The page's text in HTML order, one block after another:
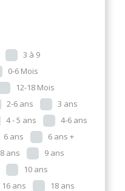
3 à 9
0-6 Mois
12-18 Mois
2-6 ans
3 ans
4 - 5 ans
4-6 ans
6 ans
6 ans +
8 ans
9 ans
10 ans
16 ans 18 ans